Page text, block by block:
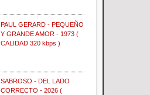
PAUL GERARD - PEQUEÑO
Y GRANDE AMOR - 1973 (
CALIDAD 320 kbps )
SABROSO - DEL LADO
CORRECTO - 2026 (